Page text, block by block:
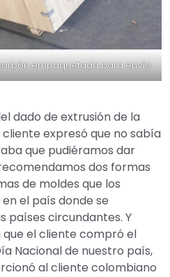
empaquetada para envío
dado de extrusión de la
expresó que no sabía
que pudiéramos dar
dos formas
de moldes que los
el país donde se
países circundantes. Y
el cliente compró el
Nacional de nuestro país,
al cliente colombiano